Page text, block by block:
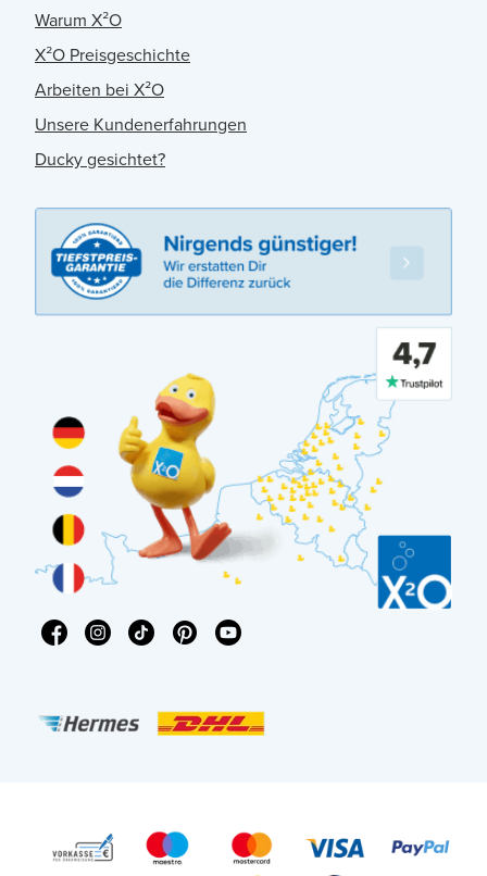
Warum X²O
X²O Preisgeschichte
Arbeiten bei X²O
Unsere Kundenerfahrungen
Ducky gesichtet?